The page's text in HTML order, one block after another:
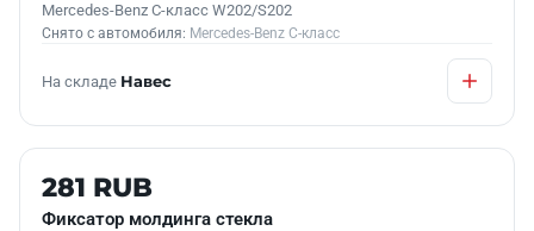
Mercedes-Benz C-класс W202/S202
Снято с автомобиля: Mercedes-Benz C-класс
На складе Навес
Б/У В НАЛИЧИИ
281 RUB
Фиксатор молдинга стекла